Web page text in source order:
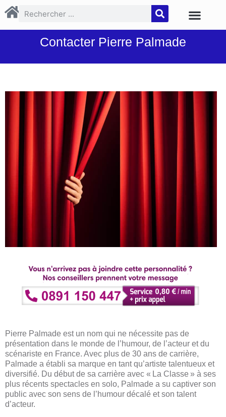
Contacter Pierre Palmade
Pierre Palmade est un nom qui ne nécessite pas de
présentation dans le monde de l’humour, de l’acteur et du
scénariste en France. Avec plus de 30 ans de carrière,
Palmade a établi sa marque en tant qu’artiste talentueux et
diversifié. Du début de sa carrière avec « La Classe » à ses
plus récents spectacles en solo, Palmade a su captiver son
public avec son sens de l’humour décalé et son talent
d’acteur.